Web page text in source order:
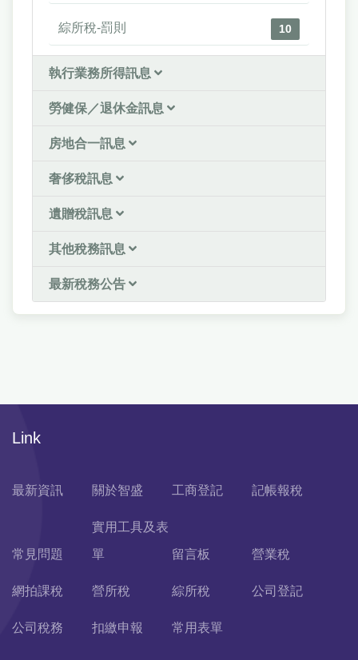
綜所稅-罰則 10
執行業務所得訊息
勞健保／退休金訊息
房地合一訊息
奢侈稅訊息
遺贈稅訊息
其他稅務訊息
最新稅務公告
Link
最新資訊 關於智盛 工商登記 記帳報稅
常見問題
實用工具及表
單
留言板 營業稅
網拍課稅 營所稅 綜所稅 公司登記
公司稅務 扣繳申報 常用表單